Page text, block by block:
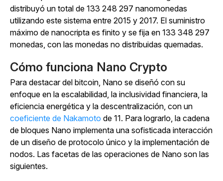
distribuyó un total de 133 248 297 nanomonedas
utilizando este sistema entre 2015 y 2017. El suministro
máximo de nanocripta es finito y se fija en 133 348 297
monedas, con las monedas no distribuidas quemadas.
Cómo funciona Nano Crypto
Para destacar del bitcoin, Nano se diseñó con su
enfoque en la escalabilidad, la inclusividad financiera, la
eficiencia energética y la descentralización, con un
coeficiente de Nakamoto de 11. Para lograrlo, la cadena
de bloques Nano implementa una sofisticada interacción
de un diseño de protocolo único y la implementación de
nodos. Las facetas de las operaciones de Nano son las
siguientes.